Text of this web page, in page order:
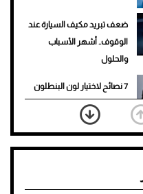
ضعف تبريد مكيف السيارة عند
الوقوف.. أشهر الأسباب
والحلول
7 نصائح لاختيار لون البنطلون
المناسب للقميص الأسود
نرى المستقبل من خلال
تصميماتنا.. كيف حجزت 1886